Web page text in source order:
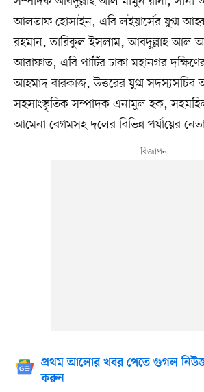
আলতাফ হোসাইন, এবি লইয়ার্সের যুগ্ম
রহমান, তারিকুল ইসলাম, আবদুল্লাহ আল
আরাফাত, এবি পার্টির ঢাকা মহানগর
আহমাদ বারকাজ, উত্তরের যুগ্ম
সহসাংস্কৃতিক সম্পাদক এনামুল হক,
আমেনা বেগমসহ দলের বিভিন্ন পর্যায়ের
প্রথম আলোর খবর পেতে গুগল
করুন